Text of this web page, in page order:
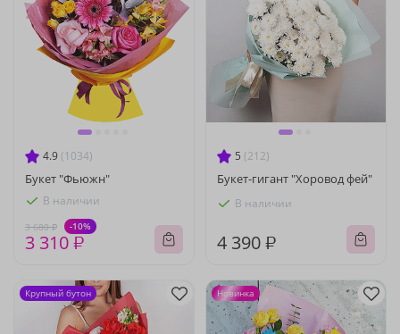
4.9 (1034)
Букет "Фьюжн"
В наличии
3 680 ₽ -10%
3 310 ₽
5 (212)
Букет-гигант "Хоровод фей"
В наличии
4 390 ₽
Крупный бутон Новинка